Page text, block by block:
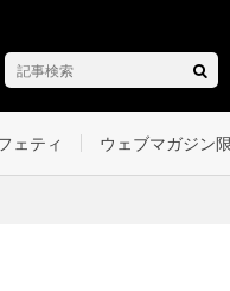
ェティ ウェブマガジン